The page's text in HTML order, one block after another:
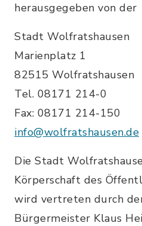
herausgegeben von der
Stadt Wolfratshausen
Marienplatz 1
82515 Wolfratshausen
Tel. 08171 214-0
Fax: 08171 214-150
info@wolfratshausen.de
Die Stadt
Körperschaft des
wird vertreten durch
Bürgermeister Klaus